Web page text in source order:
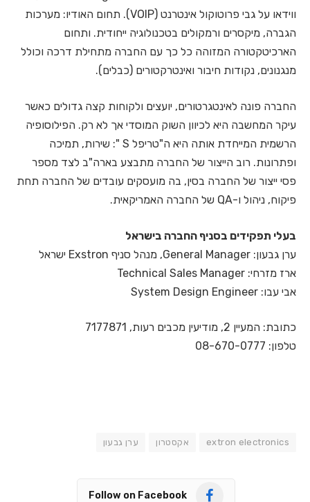
ווידאו על גבי פרוטוקול אינטרנט (VOIP). תחום האודיו: מערכות
הגברה, מיקסרים ורמקולים בטכנולוגיה ייחודית. ותחום
הארכיטקטורה המזוהה כל כך עם החברה מתחילת דרכה וכולל
מנגנונים, נקודות חיבור ואינטרקטורים (כבלים).
החברה פונה לאינטגרטורים, יועצים ולקוחות קצה גדולים כאשר
עיקר המחשבה היא לכיוון השוק המוסדי אך לא רק. הפילוסופיה
הרשמית המייחדת אותה היא ה"טריפל S ": שירות, תמיכה
ופתרונות. רוב הייצור של החברה מתבצע בארה"ב לצד מספר
פסי ייצור של החברה בסין, בה מועסקים עובדים של החברה תחת
פיקוח, ניהול ו-QA של החברה האמריקאית.
בעלי תפקידים בסניף החברה בישראל
ערן גבעון: General Manager, מנהל סניף Exstron ישראל
ארז מזרחי: Technical Sales Manager
אבי עבו: System Design Engineer
כתובת: המעיין 2, מודיעין מכבים רעות, 7177871
טלפון: 08-670-0777
extron electronics אקסטרון ערן גבעון
Follow on Facebook